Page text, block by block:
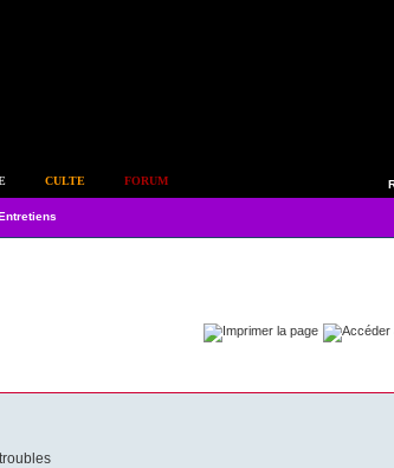
CULTE FORUM